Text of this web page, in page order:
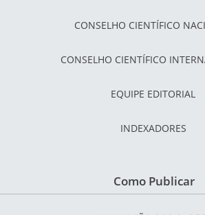
CONSELHO CIENTÍFICO
CONSELHO CIENTÍFICO
EQUIPE EDITORIAL
INDEXADORES
Como Publicar